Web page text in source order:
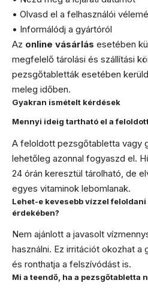
• Olvasd el a felhasználói
• Informálódj a gyártóról
Az online vásárlás esetében
megfelelő tárolási és szállítási
pezsgőtabletták esetében
meleg időben.
Gyakran ismételt kérdések
Mennyi ideig tartható el a
A feloldott pezsgőtabletta vagy
lehetőleg azonnal fogyaszd el.
24 órán keresztül tárolható, de
egyes vitaminok lebomlanak.
Lehet-e kevesebb vízzel
érdekében?
Nem ajánlott a javasolt
használni. Ez irritációt okozhat
és ronthatja a felszívódást is.
Mi a teendő, ha a pezsgőtabletta